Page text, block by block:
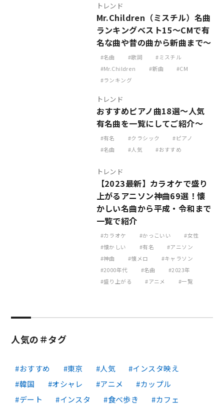
トレンド
Mr.Children（ミスチル）名曲
ランキングベスト15～CMで有
名な曲や昔の曲から新曲まで～
名曲 歌詞
ミスチル
Mr.Children
新曲
CM
ランキング
トレンド
おすすめピアノ曲18選～人気
有名曲を一覧にしてご紹介～
有名 クラシック
ピアノ
名曲
人気 おすすめ
トレンド
【2023最新】カラオケで盛り
上がるアニソン神曲69選！懐
かしい名曲から平成・令和まで
一覧で紹介
カラオケ かっこいい
女性
懐かしい
有名
アニソン
神曲
懐メロ
キャラソン
2000年代
名曲
2023年
盛り上がる
アニメ 一覧
人気の＃タグ
おすすめ 東京 人気
インスタ映え
韓国
オシャレ アニメ
カップル
デート
インスタ 食べ歩き
カフェ